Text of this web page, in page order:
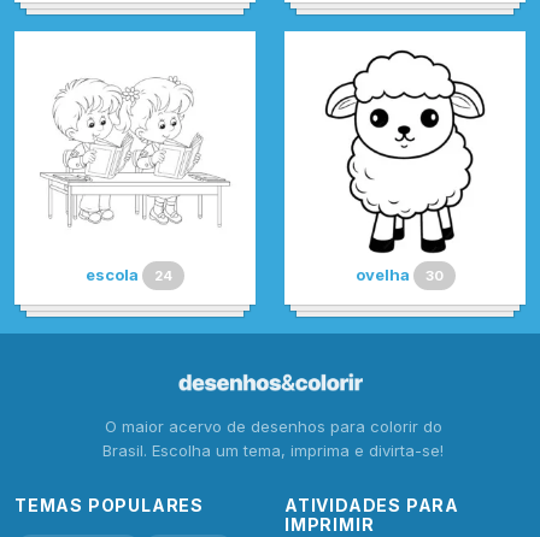
escola 24 ovelha 30
O maior acervo de desenhos para colorir do
Brasil. Escolha um tema, imprima e divirta-se!
TEMAS POPULARES
ATIVIDADES PARA
IMPRIMIR